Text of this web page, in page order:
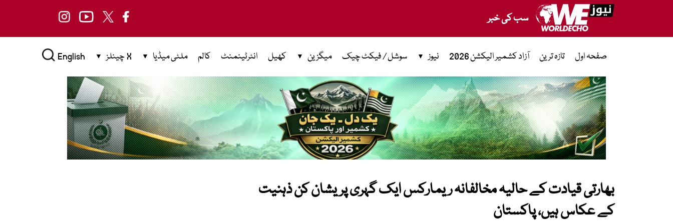
سب کی خبر
صفحہ اول تازہ ترین آزاد کشمیر الیکشن 2026 نیوز سوشل / فیکٹ چیک میگزین کھیل انٹرٹینمنٹ کالم ملٹی میڈیا X چینلز English
بھارتی قیادت کے حالیہ مخالفانہ ریمارکس ایک گہری پریشان کن ذہنیت
کے عکاس ہیں، پاکستان